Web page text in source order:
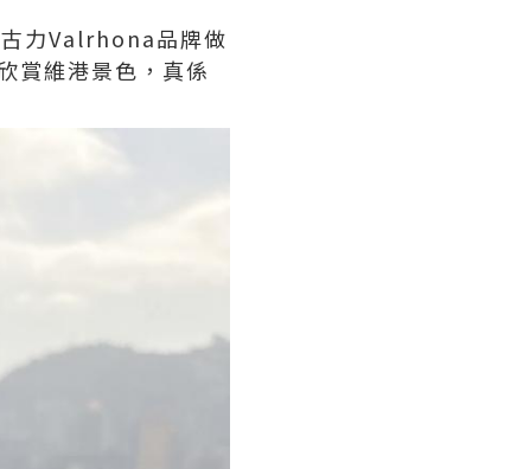
力Valrhona品牌做
賞維港景色，真係